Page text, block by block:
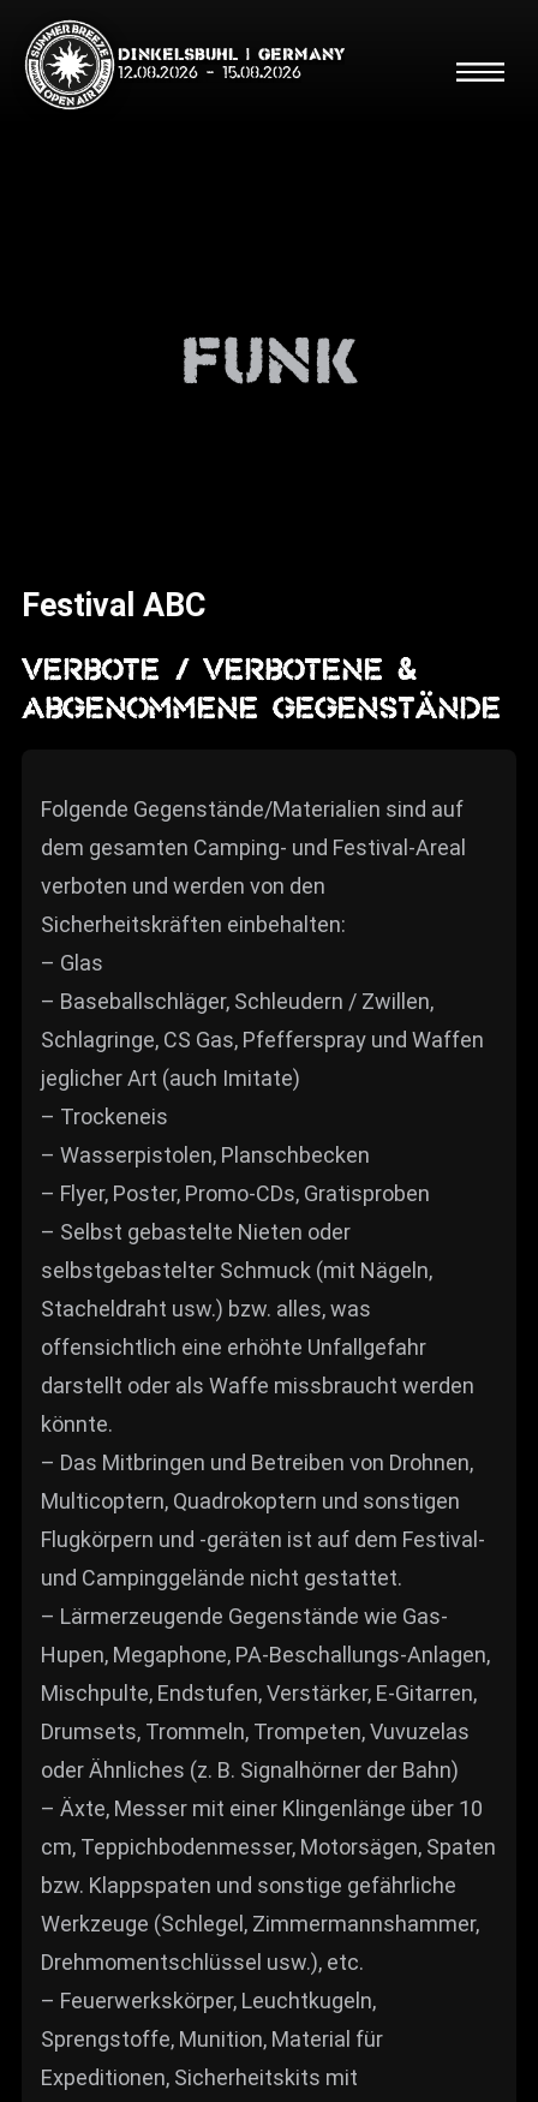
Dinkelsbühl | Germany
12.08.2026 - 15.08.2026
Info
Media
ZUM SHOP
BARRIEREFREIHEIT
ONLINE
Rückblicke
Galerien
funk
Festival ABC
VERBOTE / VERBOTENE &
ABGENOMMENE GEGENSTÄNDE
Folgende Gegenstände/Materialien sind auf
dem gesamten Camping- und Festival-Areal
verboten und werden von den
Sicherheitskräften einbehalten:
– Glas
– Baseballschläger, Schleudern / Zwillen,
Schlagringe, CS Gas, Pfefferspray und Waffen
jeglicher Art (auch Imitate)
– Trockeneis
– Wasserpistolen, Planschbecken
– Flyer, Poster, Promo-CDs, Gratisproben
– Selbst gebastelte Nieten oder
selbstgebastelter Schmuck (mit Nägeln,
Stacheldraht usw.) bzw. alles, was
offensichtlich eine erhöhte Unfallgefahr
darstellt oder als Waffe missbraucht werden
könnte.
– Das Mitbringen und Betreiben von Drohnen,
Multicoptern, Quadrokoptern und sonstigen
Flugkörpern und -geräten ist auf dem Festival-
und Campinggelände nicht gestattet.
– Lärmerzeugende Gegenstände wie Gas-
Hupen, Megaphone, PA-Beschallungs-Anlagen,
Mischpulte, Endstufen, Verstärker, E-Gitarren,
Drumsets, Trommeln, Trompeten, Vuvuzelas
oder Ähnliches (z. B. Signalhörner der Bahn)
– Äxte, Messer mit einer Klingenlänge über 10
cm, Teppichbodenmesser, Motorsägen, Spaten
bzw. Klappspaten und sonstige gefährliche
Werkzeuge (Schlegel, Zimmermannshammer,
Drehmomentschlüssel usw.), etc.
– Feuerwerkskörper, Leuchtkugeln,
Sprengstoffe, Munition, Material für
Expeditionen, Sicherheitskits mit